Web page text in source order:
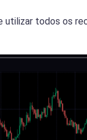
todos os